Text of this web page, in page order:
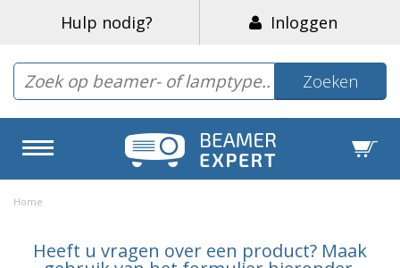
Hulp nodig? Inloggen
Zoeken
Home
Heeft u vragen over een product? Maak